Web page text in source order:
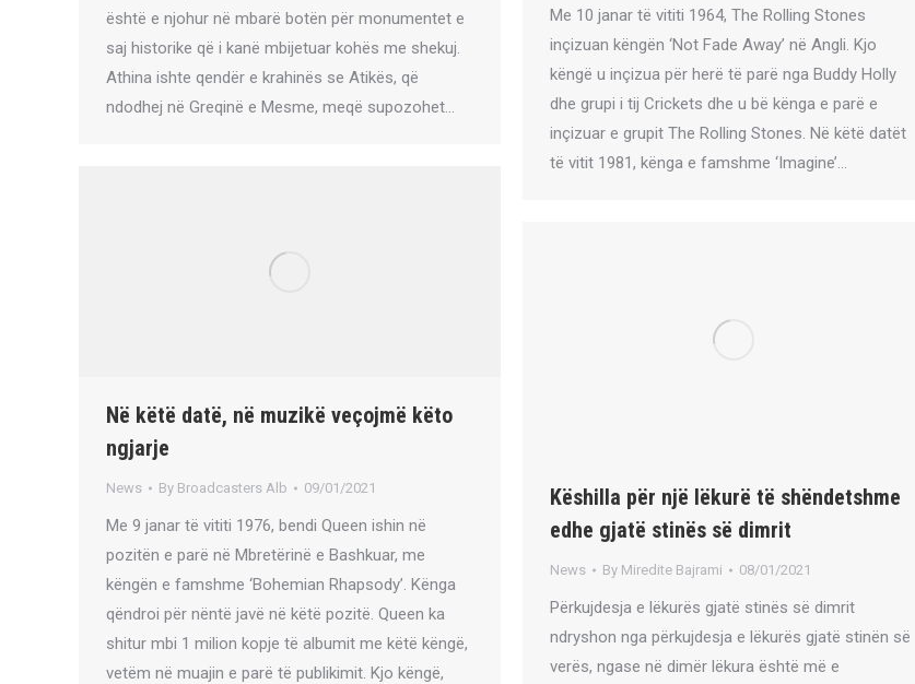
Me 10 janar të vititi 1964, The Rolling Stones
inçizuan këngën ‘Not Fade Away’ në Angli. Kjo
këngë u inçizua për herë të parë nga Buddy Holly
dhe grupi i tij Crickets dhe u bë kënga e parë e
inçizuar e grupit The Rolling Stones. Në këtë datët
të vitit 1981, kënga e famshme ‘Imagine’…
është e njohur në mbarë botën për monumentet e
saj historike që i kanë mbijetuar kohës me shekuj.
Athina ishte qendër e krahinës se Atikës, që
ndodhej në Greqinë e Mesme, meqë supozohet…
Në këtë datë, në muzikë veçojmë këto
ngjarje
News By Broadcasters Alb 09/01/2021
Me 9 janar të vititi 1976, bendi Queen ishin në
pozitën e parë në Mbretërinë e Bashkuar, me
këngën e famshme ‘Bohemian Rhapsody’. Kënga
qëndroi për nëntë javë në këtë pozitë. Queen ka
shitur mbi 1 milion kopje të albumit me këtë këngë,
vetëm në muajin e parë të publikimit. Kjo këngë,
Këshilla për një lëkurë të shëndetshme
edhe gjatë stinës së dimrit
News By Miredite Bajrami 08/01/2021
Përkujdesja e lëkurës gjatë stinës së dimrit
ndryshon nga përkujdesja e lëkurës gjatë stinën së
verës, ngase në dimër lëkura është më e